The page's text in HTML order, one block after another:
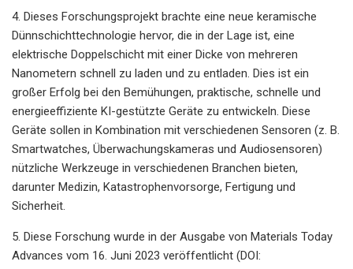
4. Dieses Forschungsprojekt brachte eine neue keramische
Dünnschichttechnologie hervor, die in der Lage ist, eine
elektrische Doppelschicht mit einer Dicke von mehreren
Nanometern schnell zu laden und zu entladen. Dies ist ein
großer Erfolg bei den Bemühungen, praktische, schnelle und
energieeffiziente KI-gestützte Geräte zu entwickeln. Diese
Geräte sollen in Kombination mit verschiedenen Sensoren (z. B.
Smartwatches, Überwachungskameras und Audiosensoren)
nützliche Werkzeuge in verschiedenen Branchen bieten,
darunter Medizin, Katastrophenvorsorge, Fertigung und
Sicherheit.
5. Diese Forschung wurde in der Ausgabe von Materials Today
Advances vom 16. Juni 2023 veröffentlicht (DOI: